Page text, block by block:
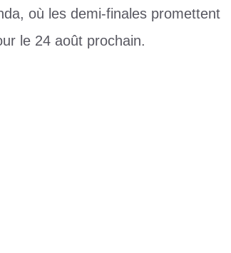
où les demi-finales promettent
le 24 août prochain.